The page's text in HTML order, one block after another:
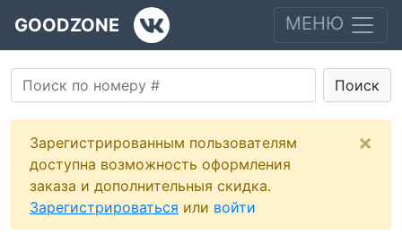
GOODZONE МЕНЮ
Поиск
Зарегистрированным пользователям
доступна возможность оформления
заказа и дополнительныя скидка.
Зарегистрироваться или войти
×